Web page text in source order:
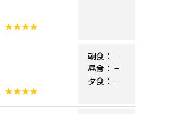
★★★★
★★★★
朝食： −
昼食： −
夕食： −